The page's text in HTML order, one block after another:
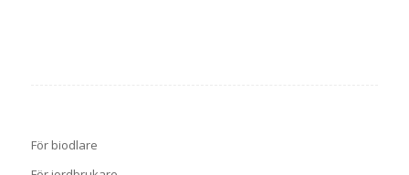
För biodlare